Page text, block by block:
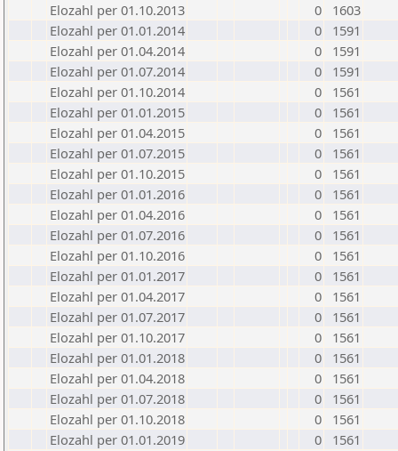
Elozahl per 01.10.2013
0
1603
Elozahl per 01.01.2014
0
1591
Elozahl per 01.04.2014
0
1591
Elozahl per 01.07.2014
0
1591
Elozahl per 01.10.2014
0
1561
Elozahl per 01.01.2015
0
1561
Elozahl per 01.04.2015
0
1561
Elozahl per 01.07.2015
0
1561
Elozahl per 01.10.2015
0
1561
Elozahl per 01.01.2016
0
1561
Elozahl per 01.04.2016
0
1561
Elozahl per 01.07.2016
0
1561
Elozahl per 01.10.2016
0
1561
Elozahl per 01.01.2017
0
1561
Elozahl per 01.04.2017
0
1561
Elozahl per 01.07.2017
0
1561
Elozahl per 01.10.2017
0
1561
Elozahl per 01.01.2018
0
1561
Elozahl per 01.04.2018
0
1561
Elozahl per 01.07.2018
0
1561
Elozahl per 01.10.2018
0
1561
Elozahl per 01.01.2019
0
1561